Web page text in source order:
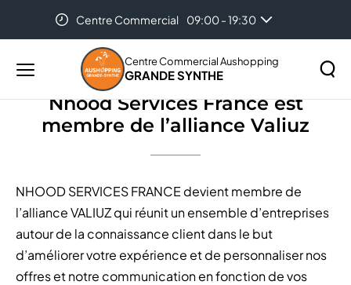
Centre Commercial 09:00 - 19:30
Menu
principal
Centre Commercial Aushopping
GRANDE SYNTHE
Rechercher
Nhood Services France est membre de l’alliance
Nhood Services France est
membre de l’alliance Valiuz
NHOOD SERVICES FRANCE devient membre de
l’alliance VALIUZ qui réunit un ensemble d’entreprises
autour de la connaissance client dans le but
d’améliorer votre expérience et de personnaliser nos
offres et notre communication en fonction de vos